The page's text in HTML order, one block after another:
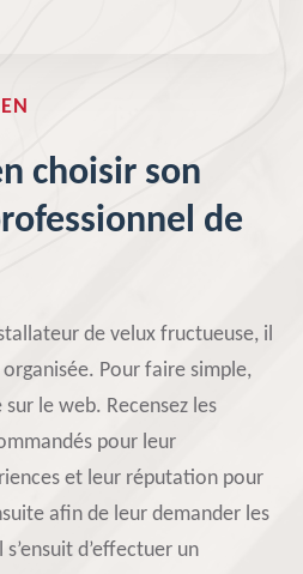
choisir son
de
de velux fructueuse, il
Pour faire simple,
le web. Recensez les
pour leur
et leur réputation pour
afin de leur demander les
d’effectuer un